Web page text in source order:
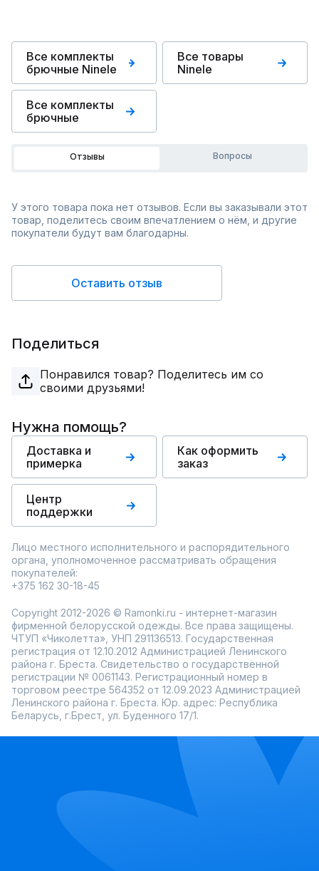
Все комплекты
брючные Ninele
Все товары
Ninele
Все комплекты
брючные
Отзывы Вопросы
У этого товара пока нет отзывов. Если вы заказывали этот
товар, поделитесь своим впечатлением о нём, и другие
покупатели будут вам благодарны.
Оставить отзыв
Поделиться
Понравился товар? Поделитесь им со
своими друзьями!
Нужна помощь?
Доставка и
примерка
Как оформить
заказ
Центр
поддержки
Лицо местного исполнительного и распорядительного
органа, уполномоченное рассматривать обращения
покупателей:
+375 162 30-18-45
Copyright 2012-2026 © Ramonki.ru - интернет-магазин
фирменной белорусской одежды. Все права защищены.
ЧТУП «Чиколетта», УНП 291136513. Государственная
регистрация от 12.10.2012 Администрацией Ленинского
района г. Бреста. Свидетельство о государственной
регистрации № 0061143. Регистрационный номер в
торговом реестре 564352 от 12.09.2023 Администрацией
Ленинского района г. Бреста. Юр. адрес: Республика
Беларусь, г.Брест, ул. Буденного 17/1.